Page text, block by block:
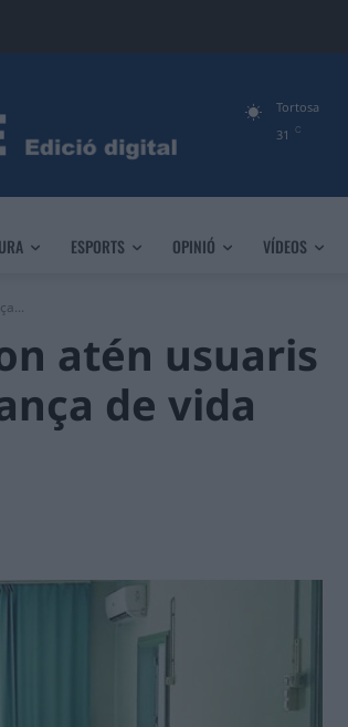
31 C
Tortosa
ESPORTS OPINIÓ VÍDEOS
atén usuaris
de vida